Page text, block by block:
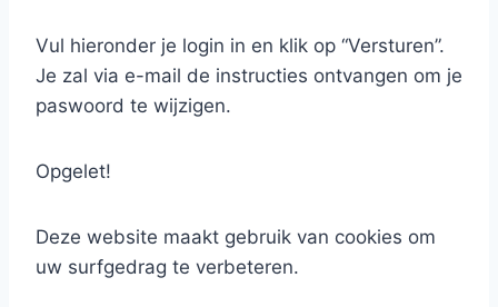
Vul hieronder je login in en klik op “Versturen”.
Je zal via e-mail de instructies ontvangen om je
paswoord te wijzigen.
Opgelet!
Deze website maakt gebruik van cookies om
uw surfgedrag te verbeteren.